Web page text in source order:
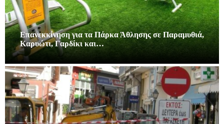
Επανεκκίνηση για τα Πάρκα Άθλησης σε Παραμυθιά,
Καρυώτι, Γαρδίκι και…